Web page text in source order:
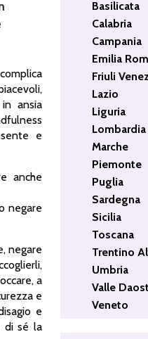
ansia
e
anche
negare
negare
a
e
e
di sé la
Basilicata
Calabria
Campania
Emilia
Friuli
Lazio
Liguria
Lombardia
Marche
Piemonte
Puglia
Sardegna
Sicilia
Toscana
Trentino
Umbria
Valle
Veneto